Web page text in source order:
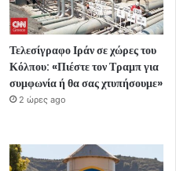
Τελεσίγραφο Ιράν σε χώρες του
Κόλπου: «Πιέστε τον Τραμπ για
συμφωνία ή θα σας χτυπήσουμε»
2 ώρες ago